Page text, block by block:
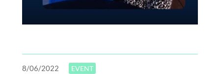
8/06/2022 EVENT